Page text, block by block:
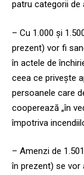
patru categorii de
– Cu 1.000 și
prezent) vor fi
în actele de
ceea ce privește
persoanele care
cooperează „în
împotriva
– Amenzi de
în prezent) se vor